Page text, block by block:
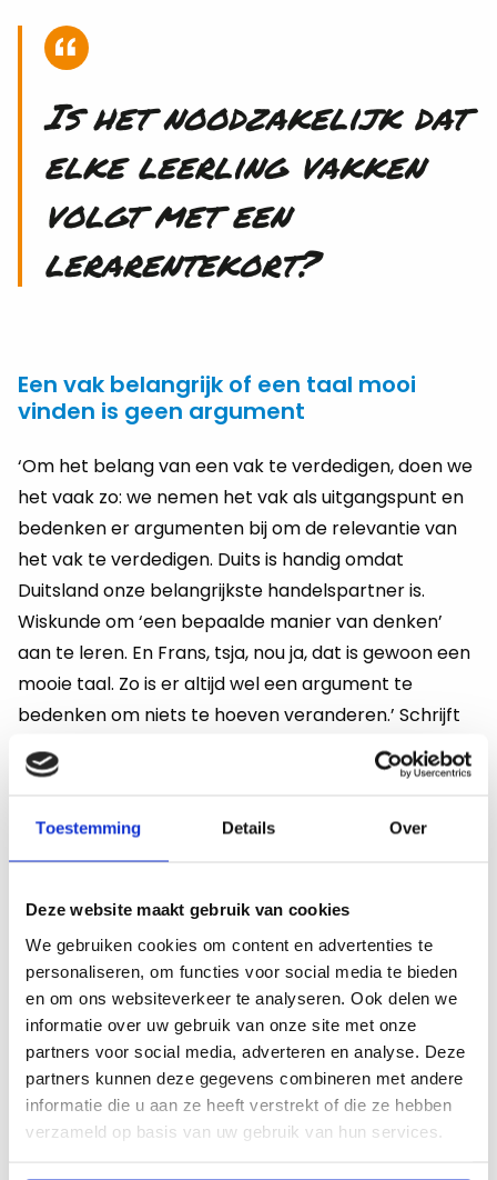
Toestemming Details Over
Deze website maakt gebruik van cookies
We gebruiken cookies om content en advertenties te
personaliseren, om functies voor social media te bieden
en om ons websiteverkeer te analyseren. Ook delen we
informatie over uw gebruik van onze site met onze
partners voor social media, adverteren en analyse. Deze
partners kunnen deze gegevens combineren met andere
informatie die u aan ze heeft verstrekt of die ze hebben
verzameld op basis van uw gebruik van hun services.
Is het noodzakelijk dat
elke leerling vakken
volgt met een
lerarentekort?
Een vak belangrijk of een taal mooi
vinden is geen argument
‘Om het belang van een vak te verdedigen, doen we
het vaak zo: we nemen het vak als uitgangspunt en
bedenken er argumenten bij om de relevantie van
het vak te verdedigen. Duits is handig omdat
Duitsland onze belangrijkste handelspartner is.
Wiskunde om ‘een bepaalde manier van denken’
aan te leren. En Frans, tsja, nou ja, dat is gewoon een
mooie taal. Zo is er altijd wel een argument te
bedenken om niets te hoeven veranderen.’ Schrijft
Visser.
lerarentekort, wel een
leerlingenoverschot
Visser vervolgt: ‘Ooit, toen in de jaren zestig van de
negentiende eeuw bepaald werd dat leerlingen op
school Frans en Duits moesten leren, waren het
weliswaar de belangrijkste handelstalen en was
Frans de taal van de hogere sociale klassen, maar
tegenwoordig is Frans vooral de taal van de
camping en Duits die van de skivakantie. Natuurlijk
wordt er nog steeds in het Duits gehandeld, maar